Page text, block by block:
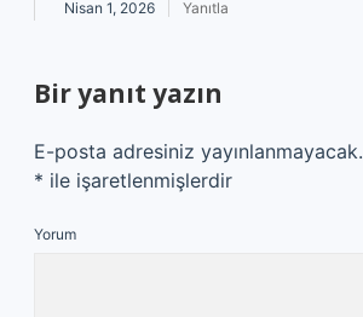
Nisan 1, 2026 Yanıtla
Bir yanıt yazın
E-posta adresiniz yayınlanmayacak.
* ile işaretlenmişlerdir
Yorum